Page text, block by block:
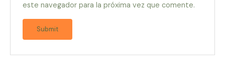
este navegador para la próxima vez que comente.